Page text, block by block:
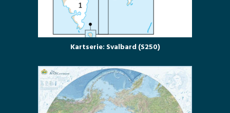
Kartserie: Svalbard (S250)